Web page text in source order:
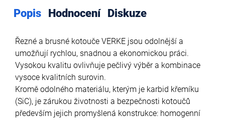
Popis Hodnocení Diskuze
Řezné a brusné kotouče VERKE jsou odolnější a
umožňují rychlou, snadnou a ekonomickou práci.
Vysokou kvalitu ovlivňuje pečlivý výběr a kombinace
vysoce kvalitních surovin.
Kromě odolného materiálu, kterým je karbid křemíku
(SiC), je zárukou životnosti a bezpečnosti kotoučů
především jejich promyšlená konstrukce: homogenní